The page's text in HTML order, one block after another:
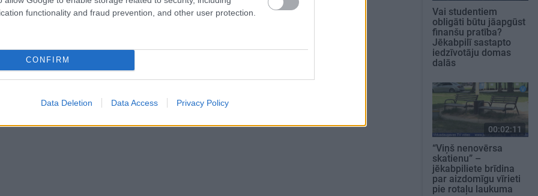
functionality and fraud prevention, and other user protection.
CONFIRM
Data Deletion Data Access Privacy Policy
Vai studentiem
obligāti būtu jāapgūst
finanšu pratība?
Jēkabpilī sastapto
iedzīvotāju domas
dalās
00:02:11
“Viņš nenovērsa
skatienu” –
jēkabpiliete brīdina
par aizdomīgu vīrieti
pie rotaļu laukuma